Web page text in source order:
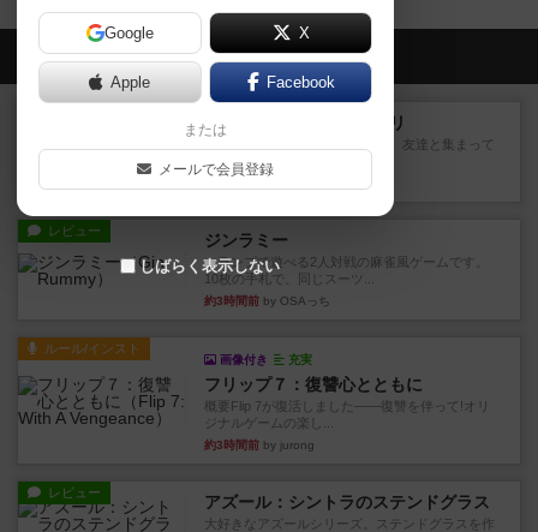
会員の新しい投稿
ナンジャモンジャ・ミドリ
私は吃音を持っているのですが、友達と集まって
このゲームをした際、3ゲー...
レビュー ジンラミー
トランプで遊べる2人対戦の麻雀風ゲームです。
10枚の手札で、同じスーツ...
約3時間前 by OSAっち
ルール/インスト
画像付き 充実
フリップ７：復讐心とともに
概要Flip 7が復活しました――復讐を伴って!オリ
ジナルゲームの楽し...
約3時間前 by jurong
レビュー アズール：シントラのステンドグラス
大好きなアズールシリーズ。ステンドグラスを作
Google X
Apple Facebook
または
メールで会員登録
しばらく表示しない